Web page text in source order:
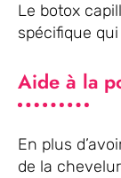
Le botox
spécifique
Aide à la
En plus
de la